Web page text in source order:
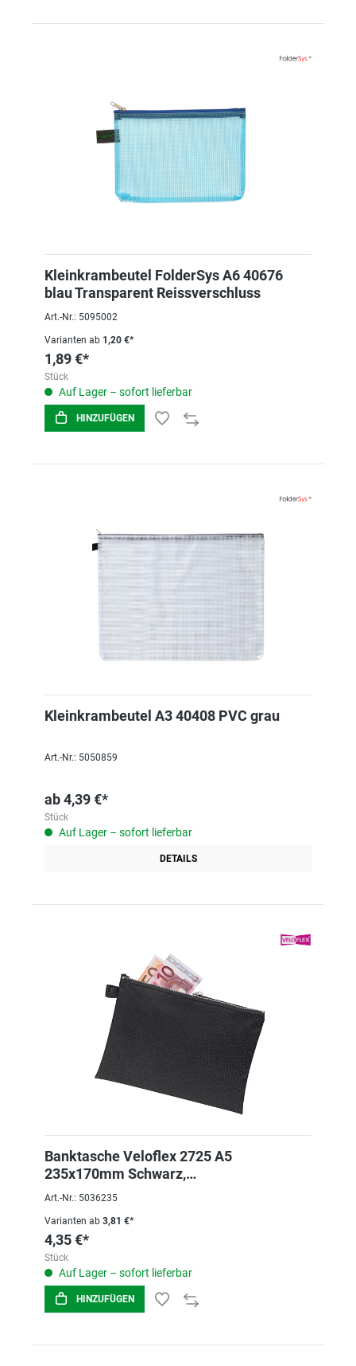
Kleinkrambeutel FolderSys A6 40676
blau Transparent Reissverschluss
Art.-Nr.: 5095002
Varianten ab 1,20 €*
1,89 €*
Stück
Auf Lager – sofort lieferbar
HINZUFÜGEN
Kleinkrambeutel A3 40408 PVC grau
Art.-Nr.: 5050859
ab4,39 €*
Stück
Auf Lager – sofort lieferbar
DETAILS
Banktasche Veloflex 2725 A5
235x170mm Schwarz,
METALLREIßVERSCHLUSS
Art.-Nr.: 5036235
Varianten ab 3,81 €*
4,35 €*
Stück
Auf Lager – sofort lieferbar
HINZUFÜGEN